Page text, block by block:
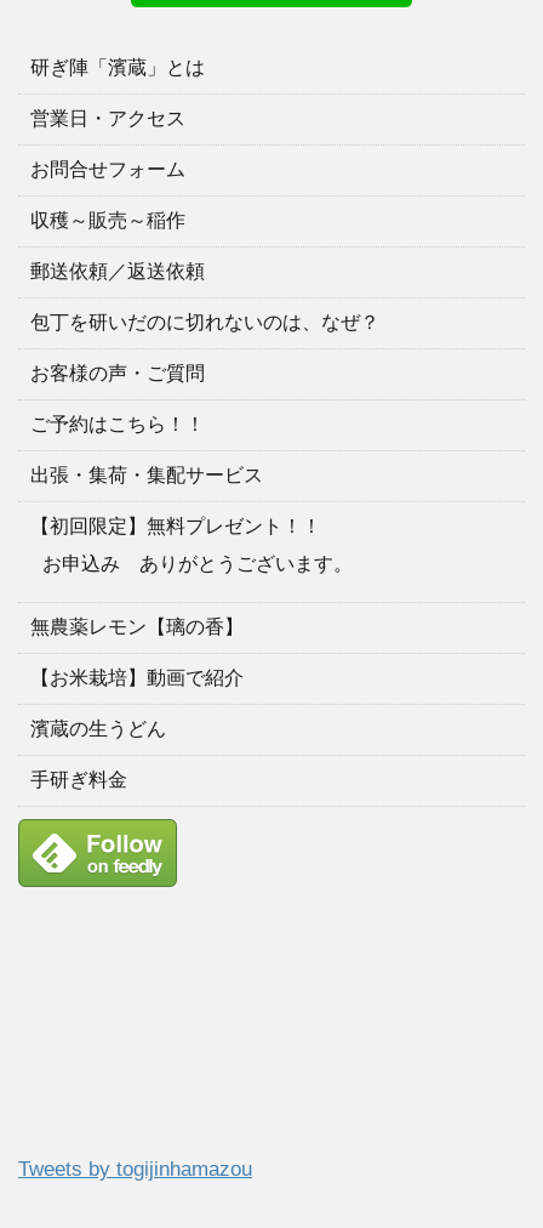
研ぎ陣「濱蔵」とは
営業日・アクセス
お問合せフォーム
収穫～販売～稲作
郵送依頼／返送依頼
包丁を研いだのに切れないのは、なぜ？
お客様の声・ご質問
ご予約はこちら！！
出張・集荷・集配サービス
【初回限定】無料プレゼント！！
お申込み ありがとうございます。
無農薬レモン【璃の香】
【お米栽培】動画で紹介
濱蔵の生うどん
手研ぎ料金
Tweets by togijinhamazou